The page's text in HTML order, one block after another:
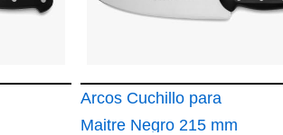
Arcos Cuchillo para
Maitre Negro 215 mm